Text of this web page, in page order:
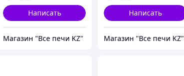
Написать
Магазин "Все печи KZ"
Написать
Магазин "Все печи KZ"